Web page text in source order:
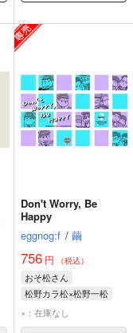
Don't Worry, Be
Happy
eggnog:f / 繭
756円 （税込）
おそ松さん
松野カラ松×松野一松
松野カラ松
×：在庫なし